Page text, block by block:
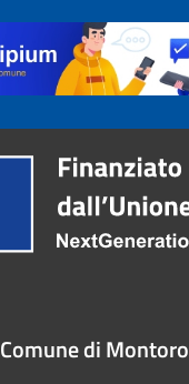
Comune di Montoro